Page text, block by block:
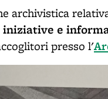
archivistica
e
presso l'